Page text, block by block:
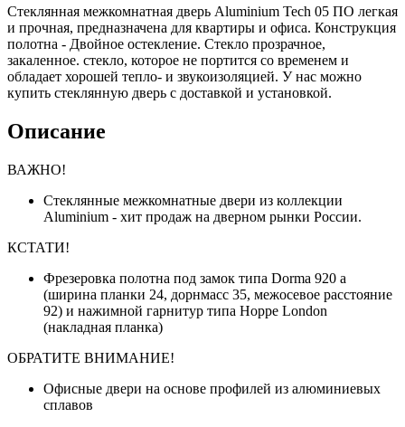
Стеклянная межкомнатная дверь Aluminium Tech 05 ПО легкая
и прочная, предназначена для квартиры и офиса. Конструкция
полотна - Двойное остекление. Стекло прозрачное,
закаленное. стекло, которое не портится со временем и
обладает хорошей тепло- и звукоизоляцией. У нас можно
купить стеклянную дверь с доставкой и установкой.
Описание
ВАЖНО!
Стеклянные межкомнатные двери из коллекции
Aluminium - хит продаж на дверном рынки России.
КСТАТИ!
Фрезеровка полотна под замок типа Dorma 920 a
(ширина планки 24, дорнмасс 35, межосевое расстояние
92) и нажимной гарнитур типа Hoppe London
(накладная планка)
ОБРАТИТЕ ВНИМАНИЕ!
Офисные двери на основе профилей из алюминиевых
сплавов